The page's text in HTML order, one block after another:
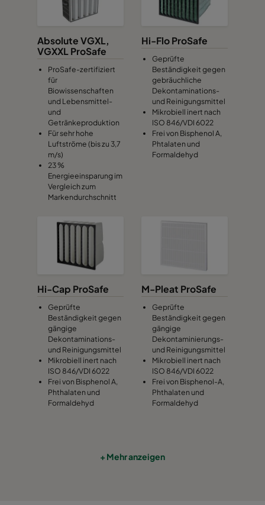
Absolute VGXL,
VGXXL ProSafe
ProSafe-zertifiziert
für
Biowissenschaften
und Lebensmittel-
und
Getränkeproduktion
Für sehr hohe
Luftströme (bis zu 3,7
m/s)
23 %
Energieeinsparung im
Vergleich zum
Markendurchschnitt
Hi-Flo ProSafe
Geprüfte
Beständigkeit gegen
gebräuchliche
Dekontaminations-
und Reinigungsmittel
Mikrobiell inert nach
ISO 846/VDI 6022
Frei von Bisphenol A,
Phtalaten und
Formaldehyd
Hi-Cap ProSafe
Geprüfte
Beständigkeit gegen
gängige
Dekontaminations-
und Reinigungsmittel
Mikrobiell inert nach
ISO 846/VDI 6022
Frei von Bisphenol A,
Phthalaten und
Formaldehyd
M-Pleat ProSafe
Geprüfte
Beständigkeit gegen
gängige
Dekontaminierungs-
und Reinigungsmittel
Mikrobiell inert nach
ISO 846/VDI 6022
Frei von Bisphenol-A,
Phthalaten und
Formaldehyd
+ Mehr anzeigen